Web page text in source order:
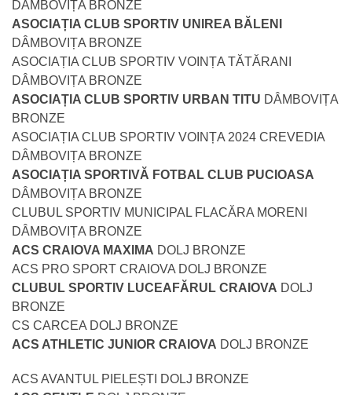
DÂMBOVIȚA BRONZE
ASOCIAȚIA CLUB SPORTIV UNIREA BĂLENI
DÂMBOVIȚA BRONZE
ASOCIAȚIA CLUB SPORTIV VOINȚA TĂTĂRANI
DÂMBOVIȚA BRONZE
ASOCIAȚIA CLUB SPORTIV URBAN TITU DÂMBOVIȚA
BRONZE
ASOCIAȚIA CLUB SPORTIV VOINȚA 2024 CREVEDIA
DÂMBOVIȚA BRONZE
ASOCIAȚIA SPORTIVĂ FOTBAL CLUB PUCIOASA
DÂMBOVIȚA BRONZE
CLUBUL SPORTIV MUNICIPAL FLACĂRA MORENI
DÂMBOVIȚA BRONZE
ACS CRAIOVA MAXIMA DOLJ BRONZE
ACS PRO SPORT CRAIOVA DOLJ BRONZE
CLUBUL SPORTIV LUCEAFĂRUL CRAIOVA DOLJ
BRONZE
CS CARCEA DOLJ BRONZE
ACS ATHLETIC JUNIOR CRAIOVA DOLJ BRONZE
ACS AVANTUL PIELEȘTI DOLJ BRONZE